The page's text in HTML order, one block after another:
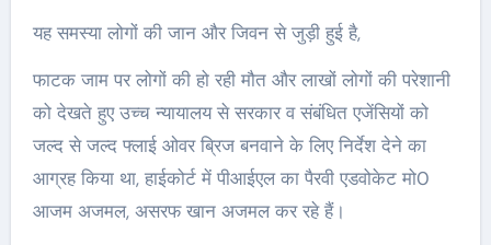
यह समस्या लोगों की जान और जिवन से जुड़ी हुई है,
फाटक जाम पर लोगों की हो रही मौत और लाखों लोगों की परेशानी
को देखते हुए उच्च न्यायालय से सरकार व संबंधित एजेंसियों को
जल्द से जल्द फ्लाई ओवर ब्रिज बनवाने के लिए निर्देश देने का
आग्रह किया था, हाईकोर्ट में पीआईएल का पैरवी एडवोकेट मो0
आजम अजमल, असरफ खान अजमल कर रहे हैं।